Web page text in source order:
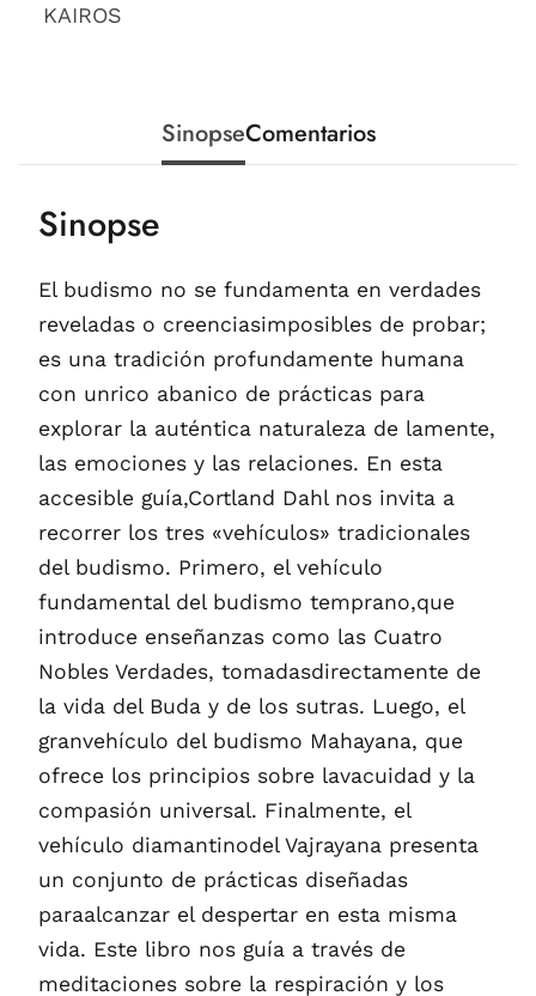
KAIROS
SinopseComentarios
Sinopse
El budismo no se fundamenta en verdades
reveladas o creenciasimposibles de probar;
es una tradición profundamente humana
con unrico abanico de prácticas para
explorar la auténtica naturaleza de lamente,
las emociones y las relaciones. En esta
accesible guía,Cortland Dahl nos invita a
recorrer los tres «vehículos» tradicionales
del budismo. Primero, el vehículo
fundamental del budismo temprano,que
introduce enseñanzas como las Cuatro
Nobles Verdades, tomadasdirectamente de
la vida del Buda y de los sutras. Luego, el
granvehículo del budismo Mahayana, que
ofrece los principios sobre lavacuidad y la
compasión universal. Finalmente, el
vehículo diamantinodel Vajrayana presenta
un conjunto de prácticas diseñadas
paraalcanzar el despertar en esta misma
vida. Este libro nos guía a través de
meditaciones sobre la respiración y los